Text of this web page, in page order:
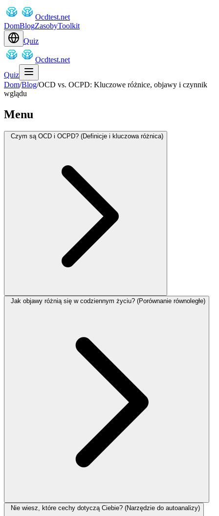
Ocdtest.net
DomBlogZasobyToolkit
Quiz
Ocdtest.net
Quiz
Dom/Blog/OCD vs. OCPD: Kluczowe różnice, objawy i czynnik
wglądu
Menu
Czym są OCD i OCPD? (Definicje i kluczowa różnica)
Jak objawy różnią się w codziennym życiu? (Porównanie równoległe)
Nie wiesz, które cechy dotyczą Ciebie? (Narzędzie do autoanalizy)